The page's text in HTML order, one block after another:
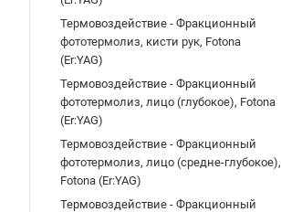
Термовоздействие - Фракционный
фототермолиз, кисти рук, Fotona
(Er:YAG)
Термовоздействие - Фракционный
фототермолиз, лицо (глубокое), Fotona
(Er:YAG)
Термовоздействие - Фракционный
фототермолиз, лицо (средне-глубокое),
Fotona (Er:YAG)
Термовоздействие - Фракционный